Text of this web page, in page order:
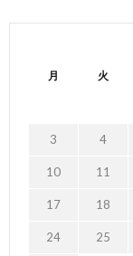
月 火
3 4
10 11
17 18
24 25